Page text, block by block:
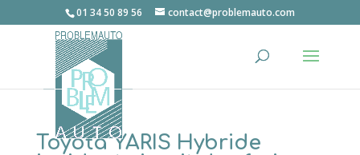
01 34 50 89 56 contact@problemauto.com
Toyota YARIS Hybride